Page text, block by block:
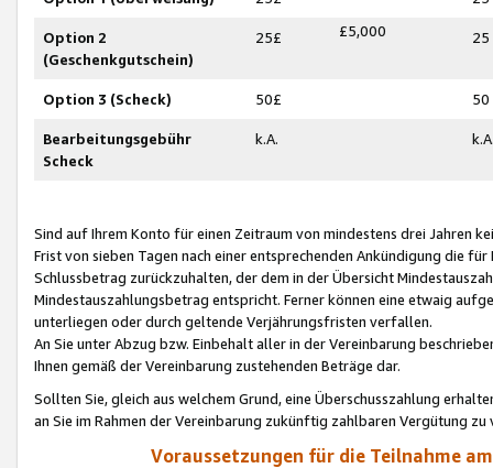
Option 2
(Geschenkgutschein)
25£ £5,000 25
Option 3 (Scheck) 50£ 50
Bearbeitungsgebühr
Scheck
k.A.
Sind auf Ihrem Konto für einen Zeitraum von mindestens drei Jahren
Frist von sieben Tagen nach einer entsprechenden Ankündigung die
Schlussbetrag zurückzuhalten, der dem in der Übersicht
Mindestauszahlungsbetrag entspricht. Ferner können eine etwaig
unterliegen oder durch geltende Verjährungsfristen verfallen.
An Sie unter Abzug bzw. Einbehalt aller in der Vereinbarung
Ihnen gemäß der Vereinbarung zustehenden Beträge dar.
Sollten Sie, gleich aus welchem Grund, eine Überschusszahlung
an Sie im Rahmen der Vereinbarung zukünftig zahlbaren Vergütung zu
Voraussetzungen für die Teilnahme